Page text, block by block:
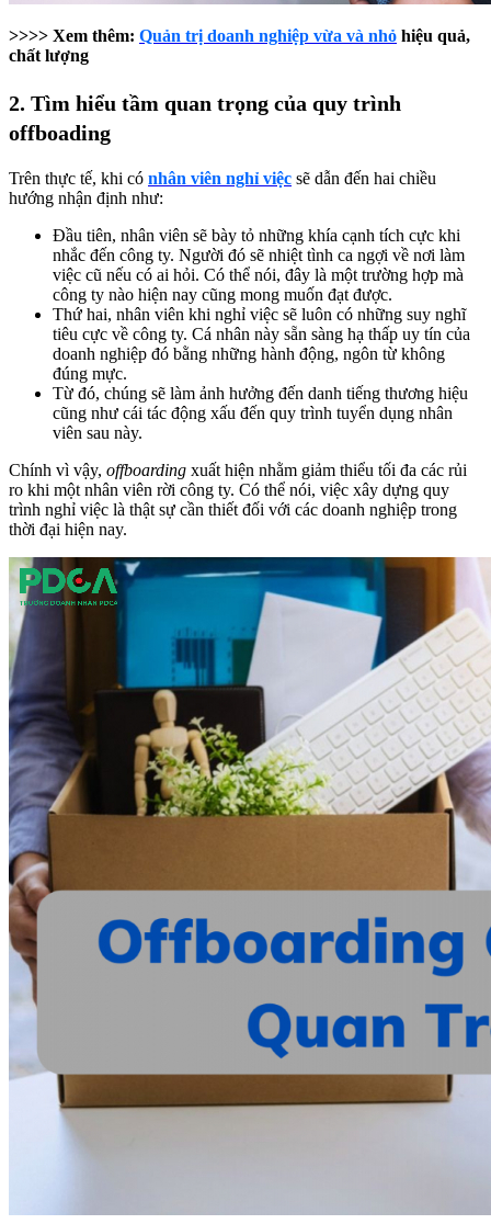
>>>> Xem thêm: Quản trị doanh nghiệp vừa và nhỏ hiệu quả,
chất lượng
2. Tìm hiểu tầm quan trọng của quy trình
offboading
Trên thực tế, khi có nhân viên nghỉ việc sẽ dẫn đến hai chiều
hướng nhận định như:
Đầu tiên, nhân viên sẽ bày tỏ những khía cạnh tích cực khi
nhắc đến công ty. Người đó sẽ nhiệt tình ca ngợi về nơi làm
việc cũ nếu có ai hỏi. Có thể nói, đây là một trường hợp mà
công ty nào hiện nay cũng mong muốn đạt được.
Thứ hai, nhân viên khi nghỉ việc sẽ luôn có những suy nghĩ
tiêu cực về công ty. Cá nhân này sẵn sàng hạ thấp uy tín của
doanh nghiệp đó bằng những hành động, ngôn từ không
đúng mực.
Từ đó, chúng sẽ làm ảnh hưởng đến danh tiếng thương hiệu
cũng như cái tác động xấu đến quy trình tuyển dụng nhân
viên sau này.
Chính vì vậy, offboarding xuất hiện nhằm giảm thiểu tối đa các rủi
ro khi một nhân viên rời công ty. Có thể nói, việc xây dựng quy
trình nghỉ việc là thật sự cần thiết đối với các doanh nghiệp trong
thời đại hiện nay.